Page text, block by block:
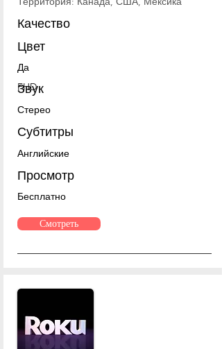
Качество
Цвет
Да
FHD
Звук
Стерео
Субтитры
Английские
Просмотр
Бесплатно
Смотреть